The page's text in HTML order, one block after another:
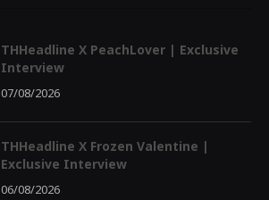
THHeadline X PeachLover | Exclusive
Interview
07/08/2026
THHeadline X Frozen Valentine |
Exclusive Interview
06/08/2026